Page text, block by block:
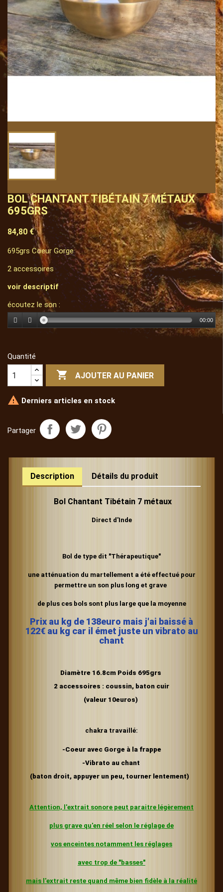
BOL CHANTANT TIBÉTAIN 7 MÉTAUX
695GRS
84,80 €
695grs Coeur Gorge
2 accessoires
voir descriptif
écoutez le son :
00:00
Quantité
 AJOUTER AU PANIER
 Derniers articles en stock
Partager
Description Détails du produit
Bol Chantant Tibétain 7 métaux
Direct d'Inde
Bol de type dit "Thérapeutique"
une atténuation du martellement a été effectué pour
permettre un son plus long et grave
de plus ces bols sont plus large que la moyenne
Prix au kg de 138euro mais j'ai baissé à
122€ au kg car il émet juste un vibrato au
chant
Diamètre 16.8cm Poids 695grs
2 accessoires : coussin, baton cuir
(valeur 10euros)
chakra travaillé:
-Coeur avec Gorge à la frappe
-Vibrato au chant
(baton droit, appuyer un peu, tourner lentement)
Attention, l'extrait sonore peut paraitre légèrement
plus grave qu'en réel selon le réglage de
vos enceintes notamment les réglages
avec trop de "basses"
mais l'extrait reste quand même bien fidèle à la réalité